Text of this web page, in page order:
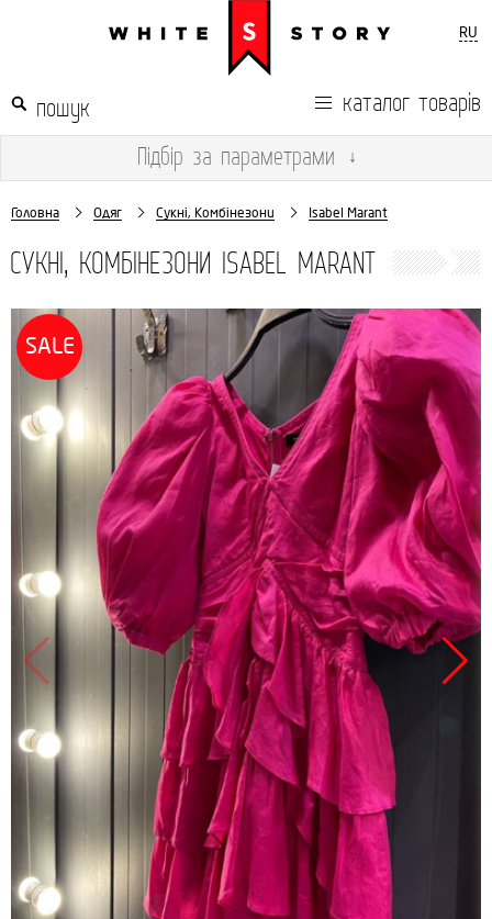
RU
каталог товарів
Підбір за параметрами ↓
Головна Одяг Сукні, Комбінезони Isabel Marant
СУКНІ, КОМБІНЕЗОНИ ISABEL MARANT
SALE